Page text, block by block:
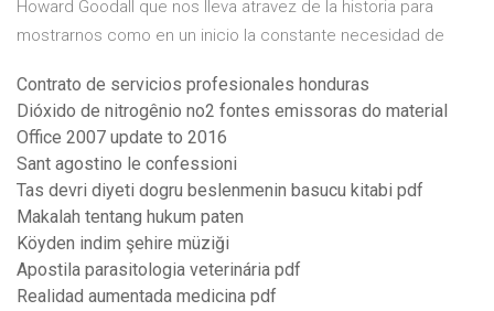
Howard Goodall que nos lleva atravez de la historia para
mostrarnos como en un inicio la constante necesidad de
Contrato de servicios profesionales honduras
Dióxido de nitrogênio no2 fontes emissoras do material
Office 2007 update to 2016
Sant agostino le confessioni
Tas devri diyeti dogru beslenmenin basucu kitabi pdf
Makalah tentang hukum paten
Köyden indim şehire müziği
Apostila parasitologia veterinária pdf
Realidad aumentada medicina pdf